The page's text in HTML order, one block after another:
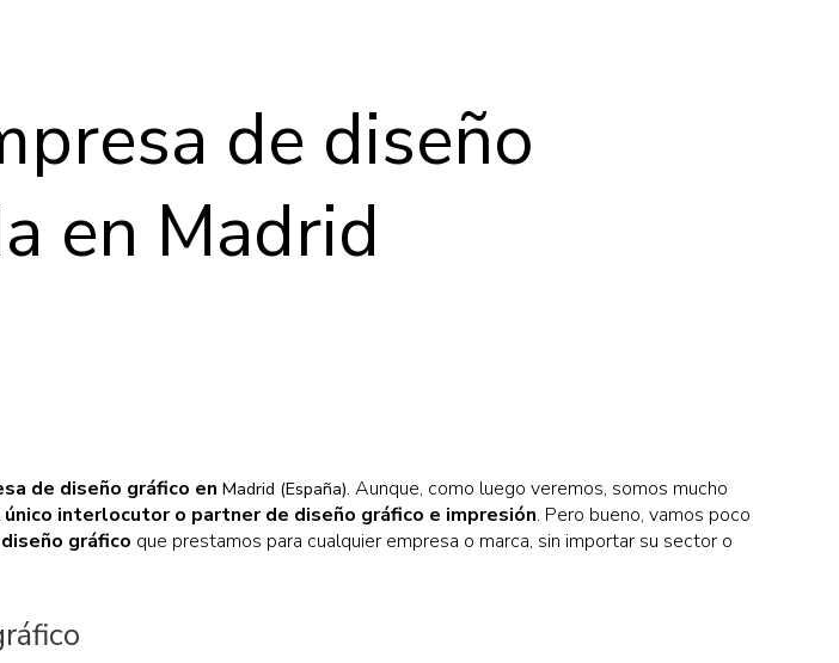
de diseño
en Madrid
de diseño gráfico en Madrid (España). Aunque, como luego veremos, somos mucho
único interlocutor o partner de diseño gráfico e impresión. Pero bueno, vamos poco
gráfico que prestamos para cualquier empresa o marca, sin importar su sector o